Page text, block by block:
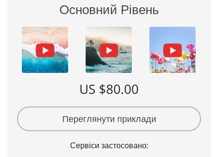
Основний Рівень
US $80.00
Переглянути приклади
Сервіси застосовано: